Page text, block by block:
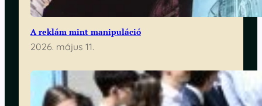
A reklám mint manipuláció
2026. május 11.